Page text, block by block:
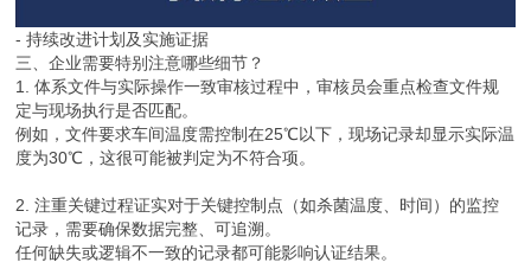
- 持续改进计划及实施证据
三、企业需要特别注意哪些细节？
1. 体系文件与实际操作一致审核过程中，审核员会重点检查文件规
定与现场执行是否匹配。
例如，文件要求车间温度需控制在25℃以下，现场记录却显示实际温
度为30℃，这很可能被判定为不符合项。
2. 注重关键过程证实对于关键控制点（如杀菌温度、时间）的监控
记录，需要确保数据完整、可追溯。
任何缺失或逻辑不一致的记录都可能影响认证结果。